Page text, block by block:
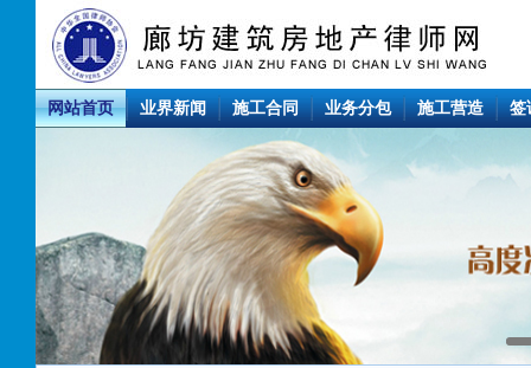
网站首页 业界新闻 施工合同 业务分包 施工营造 签